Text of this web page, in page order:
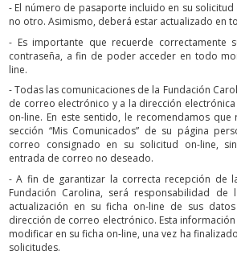
- El número de pasaporte incluido en su
no otro. Asimismo, deberá estar actualizado en
- Es importante que recuerde correctamente
contraseña, a fin de poder acceder en todo
line.
- Todas las comunicaciones de la Fundación
de correo electrónico y a la dirección
on-line. En este sentido, le recomendamos que
sección “Mis Comunicados” de su página
correo consignado en su solicitud on-line,
entrada de correo no deseado.
- A fin de garantizar la correcta recepción de
Fundación Carolina, será responsabilidad de
actualización en su ficha on-line de sus
dirección de correo electrónico. Esta
modificar en su ficha on-line, una vez ha
solicitudes.